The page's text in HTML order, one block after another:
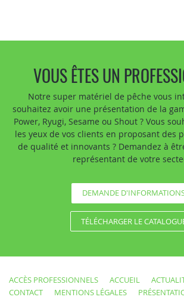
VOUS ÊTES UN
Notre super matériel de pêche vous
souhaitez avoir une présentation de la
Power, Ryugi, Sesame ou Shout ? Vous
les yeux de vos clients en proposant des
de qualité et innovants ? Demandez à
représentant de votre
DEMANDE
TÉLÉCHARGER LE
ACCÈS PROFESSIONNELS ACCUEIL
CONTACT
MENTIONS LÉGALES